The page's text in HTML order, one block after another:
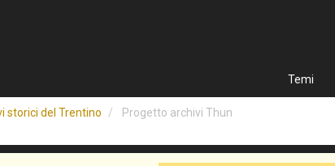
Temi
storici del Trentino Progetto archivi Thun